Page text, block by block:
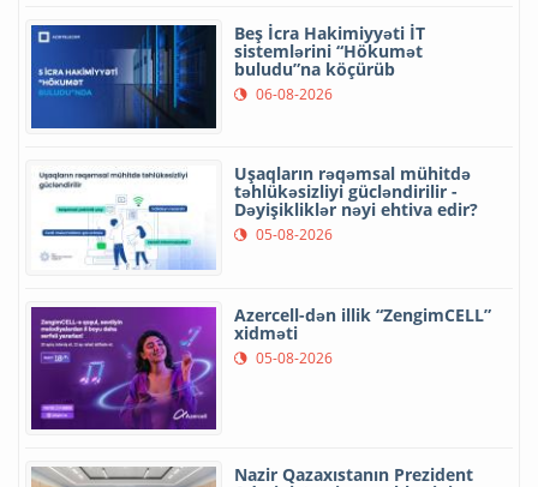
Beş İcra Hakimiyyəti İT
sistemlərini “Hökumət
buludu”na köçürüb
06-08-2026
Uşaqların rəqəmsal mühitdə
təhlükəsizliyi gücləndirilir -
Dəyişikliklər nəyi ehtiva edir?
05-08-2026
Azercell-dən illik “ZengimCELL”
xidməti
05-08-2026
Nazir Qazaxıstanın Prezident